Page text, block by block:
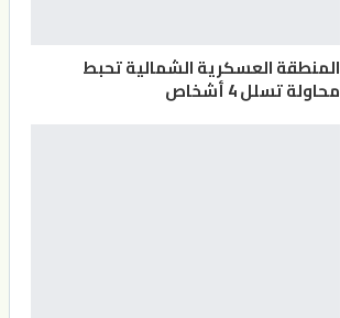
المنطقة العسكرية الشمالية تحبط
محاولة تسلل 4 أشخاص